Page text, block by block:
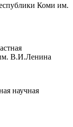
Коми им.
им. В.И.Ленина
научная